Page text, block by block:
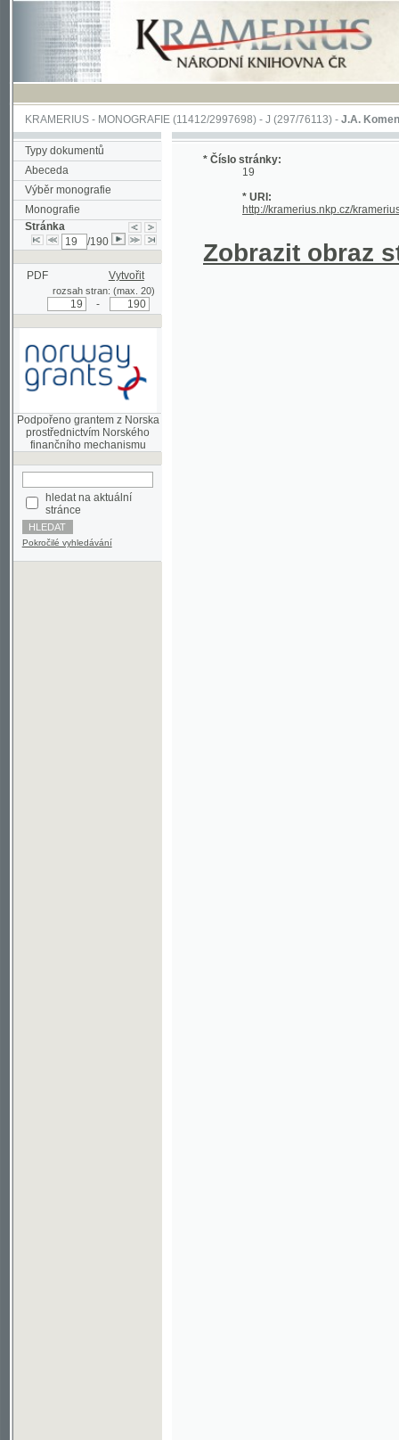
KRAMERIUS-MONOGRAFIE(11412/2997698) -J (297/76113)-J.A. Komenského
Typy dokumentů
Abeceda
Výběr monografie
Monografie
Stránka
/190
PDF Vytvořit
rozsah stran: (max. 20)
Podpořeno grantem z Norska
prostřednictvím Norského
hledat na aktuální
stránce
Pokročilé vyhledávání
* Číslo stránky:
19
* URI:
http://kramerius.nkp.cz/kramerius/